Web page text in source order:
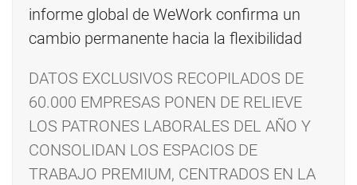
DATOS EXCLUSIVOS RECOPILADOS DE
60.000 EMPRESAS PONEN DE RELIEVE
LOS PATRONES LABORALES DEL AÑO Y
CONSOLIDAN LOS ESPACIOS DE
TRABAJO PREMIUM, CENTRADOS EN LA